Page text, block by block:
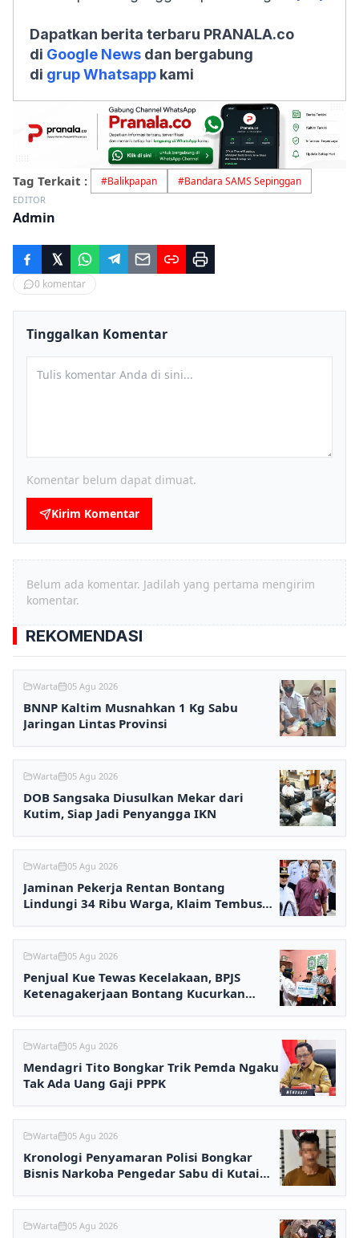
Dapatkan berita terbaru PRANALA.co
di Google News dan bergabung
di grup Whatsapp kami
Tag Terkait : #Balikpapan #Bandara SAMS Sepinggan
EDITOR
Admin
0 komentar
Tinggalkan Komentar
Komentar belum dapat dimuat.
Kirim Komentar
Belum ada komentar. Jadilah yang pertama mengirim
komentar.
REKOMENDASI
Warta 05 Agu 2026
BNNP Kaltim Musnahkan 1 Kg Sabu
Jaringan Lintas Provinsi
Warta 05 Agu 2026
DOB Sangsaka Diusulkan Mekar dari
Kutim, Siap Jadi Penyangga IKN
Warta 05 Agu 2026
Jaminan Pekerja Rentan Bontang
Lindungi 34 Ribu Warga, Klaim Tembus
Warta 05 Agu 2026
Penjual Kue Tewas Kecelakaan, BPJS
Ketenagakerjaan Bontang Kucurkan
Warta 05 Agu 2026
Mendagri Tito Bongkar Trik Pemda Ngaku
Tak Ada Uang Gaji PPPK
Warta 05 Agu 2026
Kronologi Penyamaran Polisi Bongkar
Bisnis Narkoba Pengedar Sabu di Kutai
Warta 05 Agu 2026